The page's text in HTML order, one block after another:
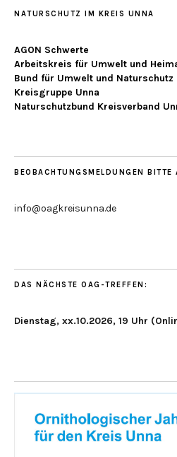
NATURSCHUTZ IM KREIS UNNA
AGON Schwerte
Arbeitskreis für Umwelt und
Bund für Umwelt und Naturschutz
Kreisgruppe Unna
Naturschutzbund Kreisverband
BEOBACHTUNGSMELDUNGEN BITTE
info@oagkreisunna.de
DAS NÄCHSTE OAG-TREFFEN:
Dienstag, xx.10.2026, 19 Uhr